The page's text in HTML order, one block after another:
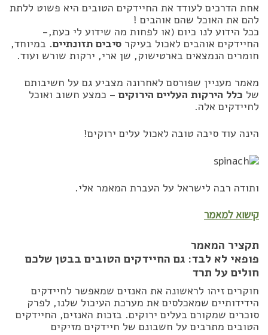
אחת הדרכים לעודד את החיידקים הטובים היא פשוט ללתת
להם את האוכל שהם אוהבים !
ככל הידוע לנו כיום (או לפחות מה שידוע לי כעת,-
החיידקים אוהבים לאכול בעיקר סיבים תזונתיים. במיוחד,
חומרים הנמצאים בארטישוק, שן ארי, ירקות שורש ועוד.
מאמר מעניין שפורסם לאחרונה מצביע גם על חשיבותם
של כלל הירקות העליים הירוקים – כמצע חשוב ואוכל
לחיידקים אלה.
הינה עוד סיבה טובה לאכול עלים ירוקים!
ותודה רבה לישראל על העברת המאמר אלי.
קישוא למאמר
תקציר המאמר
פופאי לא לבד: גם החיידקים הטובים בבטן שלכם
חולים על תרד
חוקרים זיהו לראשונה את האנזים שמאפשר לחיידקים
הידידותיים שמאכלסים את מערכת העיכול שלנו, לפרק
סוכרים שמקורם בעלים ירוקים. בזכות האנזים, החיידקים
הטובים מתרבים על חשבונם של חיידקים מזיקים